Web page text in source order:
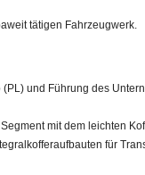
tätigen Fahrzeugwerk.
und Führung des
mit dem leichten
für